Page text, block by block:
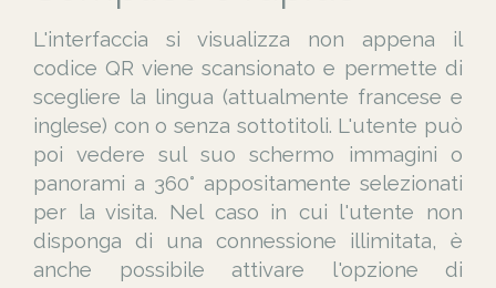
L'interfaccia si visualizza non appena il
codice QR viene scansionato e permette di
scegliere la lingua (attualmente francese e
inglese) con o senza sottotitoli. L'utente può
poi vedere sul suo schermo immagini o
panorami a 360° appositamente selezionati
per la visita. Nel caso in cui l'utente non
disponga di una connessione illimitata, è
anche possibile attivare l'opzione di